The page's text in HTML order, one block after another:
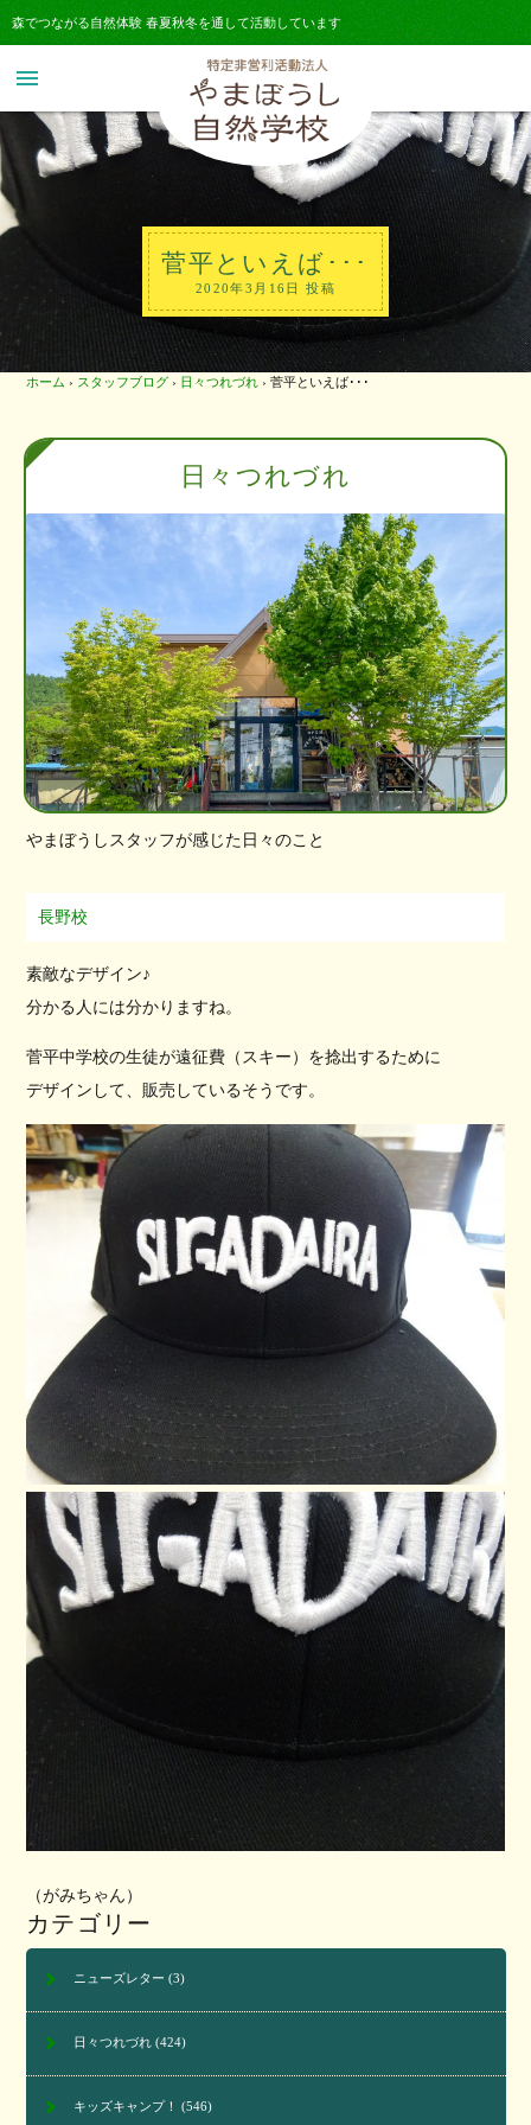
森でつながる自然体験 春夏秋冬を通して活動しています
menu
菅平といえば･･･
2020年3月16日 投稿
ホーム › スタッフブログ › 日々つれづれ › 菅平といえば･･･
日々つれづれ
やまぼうしスタッフが感じた日々のこと
長野校
素敵なデザイン♪
分かる人には分かりますね。
菅平中学校の生徒が遠征費（スキー）を捻出するために
デザインして、販売しているそうです。
（がみちゃん）
カテゴリー
ニューズレター (3)
日々つれづれ(424)
キッズキャンプ！ (546)